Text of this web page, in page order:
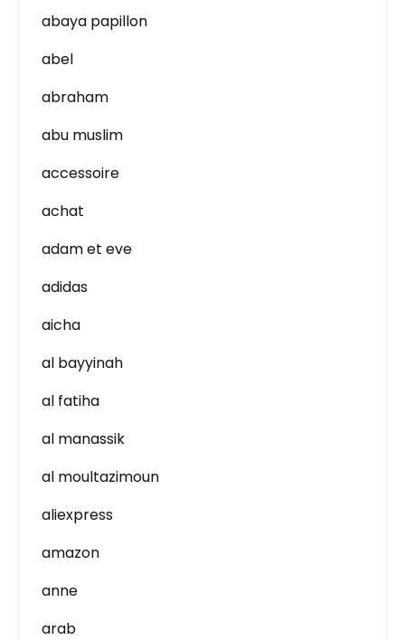
abaya papillon
abel
abraham
abu muslim
accessoire
achat
adam et eve
adidas
aicha
al bayyinah
al fatiha
al manassik
al moultazimoun
aliexpress
amazon
anne
arab